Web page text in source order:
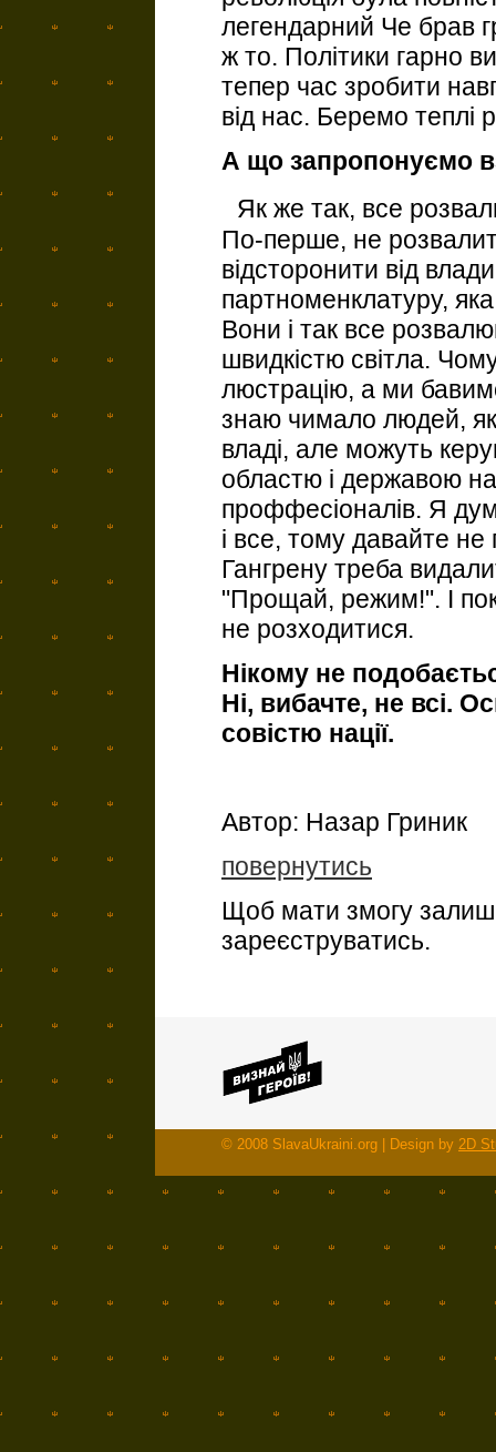
легендарний Че брав
ж то. Політики гарно
тепер час зробити
від нас. Беремо теплі
А що запропонуємо
Як же так, все
По-перше, не
відсторонити від
партноменклатуру,
Вони і так все
швидкістю світла.
люстрацію, а ми
знаю чимало людей,
владі, але можуть
областю і державою
проффесіоналів. Я
і все, тому давайте не
Гангрену треба
"Прощай, режим!". І
не розходитися.
Нікому не
Ні, вибачте, не всі.
совістю нації.
Автор: Назар Гриник
повернутись
Щоб мати змогу
зареєструватись.
© 2008 SlavaUkraini.org | Design by 2D